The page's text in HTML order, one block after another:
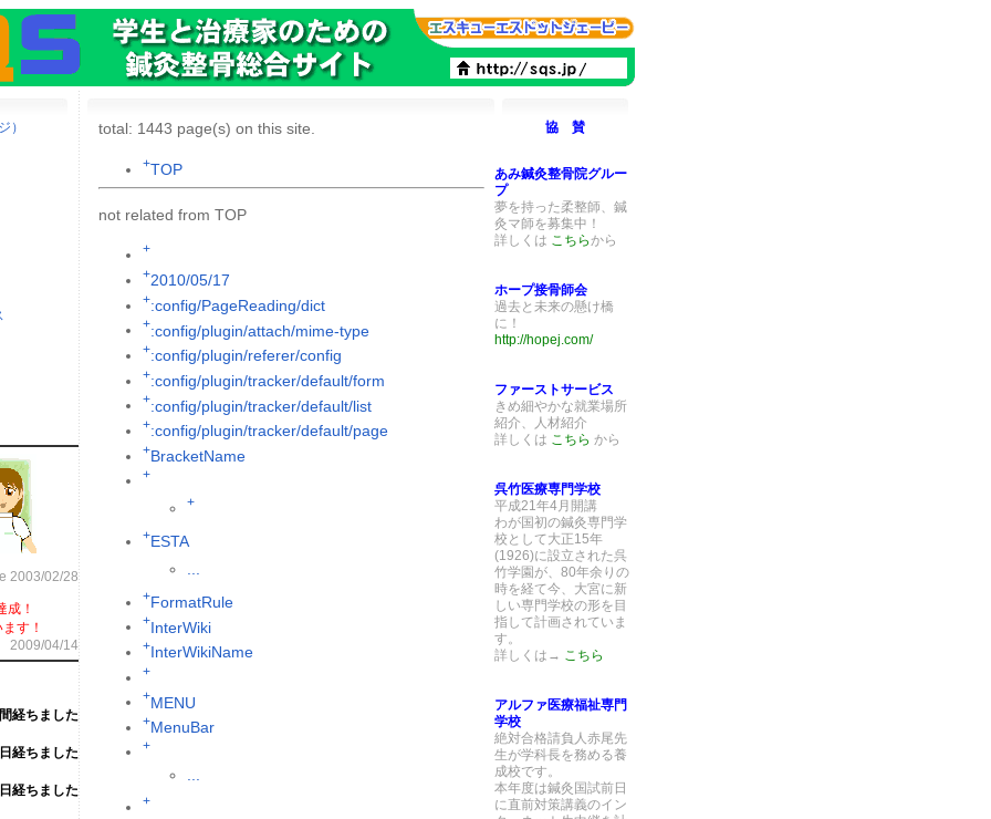
）
2003/02/28
成！
す！
2009/04/14
経ちました
経ちました
経ちました
total: 1443 page(s) on this site.
+TOP
not related from TOP
+
+2010/05/17
+:config/PageReading/dict
+:config/plugin/attach/mime-type
+:config/plugin/referer/config
+:config/plugin/tracker/default/form
+:config/plugin/tracker/default/list
+:config/plugin/tracker/default/page
+BracketName
+
+
+ESTA
+FormatRule
+InterWiki
+InterWikiName
+
+MENU
+MenuBar
+
+
協 賛
あみ鍼灸整骨院グルー
プ
夢を持った柔整師、鍼
灸マ師を募集中！
詳しくは こちらから
ホープ接骨師会
過去と未来の懸け橋
に！
http://hopej.com/
ファーストサービス
きめ細やかな就業場所
紹介、人材紹介
詳しくは こちら から
呉竹医療専門学校
平成21年4月開講
わが国初の鍼灸専門学
校として大正15年
(1926)に設立された呉
竹学園が、80年余りの
時を経て今、大宮に新
しい専門学校の形を目
指して計画されていま
す。
詳しくは→ こちら
アルファ医療福祉専門
学校
絶対合格請負人赤尾先
生が学科長を務める養
成校です。
本年度は鍼灸国試前日
に直前対策講義のイン